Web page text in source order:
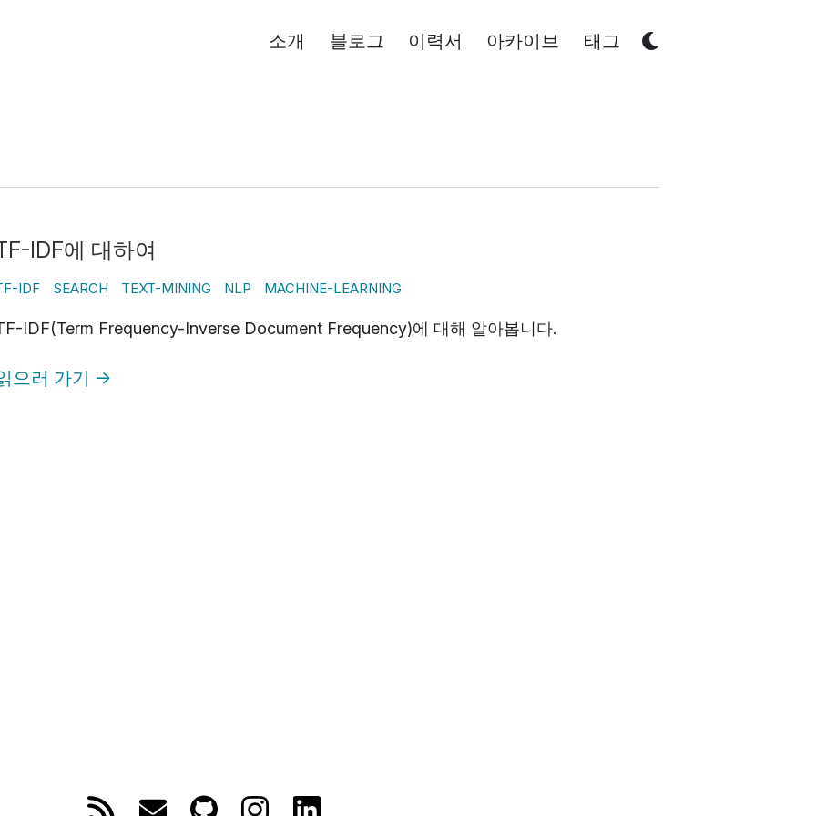
소개 블로그 이력서 아카이브 태그
IDF에 대하여
IDF SEARCH TEXT-MINING NLP MACHINE-LEARNING
IDF(Term Frequency-Inverse Document Frequency)에 대해 알아봅니다.
으러 가기 →